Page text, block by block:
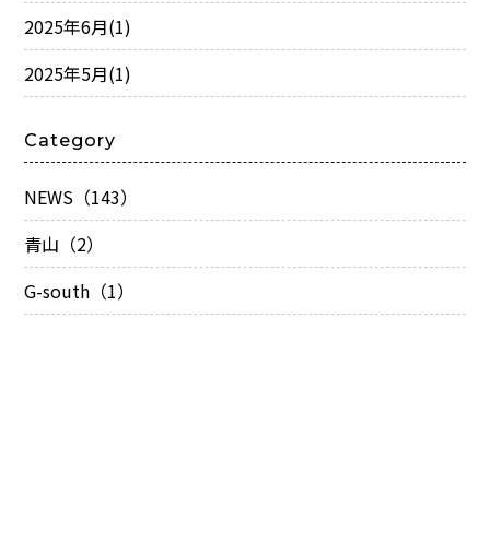
2025年6月(1)
2025年5月(1)
Category
NEWS（143）
青山（2）
G-south（1）